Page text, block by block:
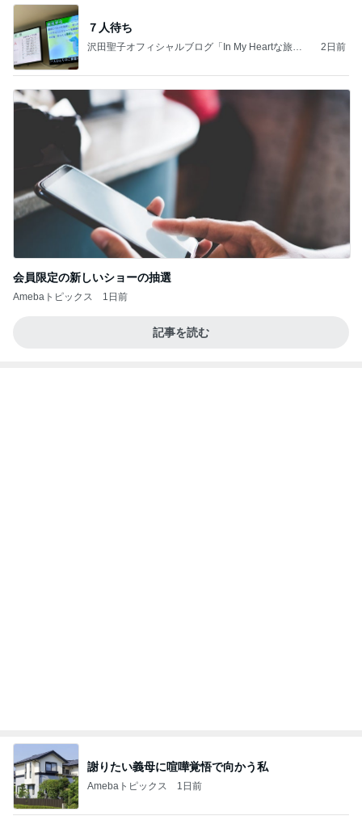
７人待ち
沢田聖子オフィシャルブログ「In My Heartな旅日
2日前
会員限定の新しいショーの抽選
Amebaトピックス 1日前
記事を読む
謝りたい義母に喧嘩覚悟で向かう私
Amebaトピックス 1日前